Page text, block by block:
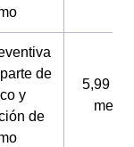
de
y
de
5,99 €
mes*